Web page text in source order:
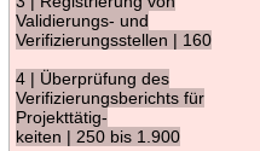
Validierungs- und
Verifizierungsstellen | 160
4 | Überprüfung des
Verifizierungsberichts für
Projekttätig-
keiten | 250 bis 1.900